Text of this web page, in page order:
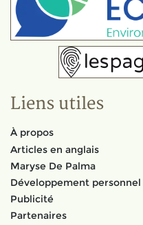
Liens utiles
À propos
Articles en anglais
Maryse De Palma
Développement personnel
Publicité
Partenaires